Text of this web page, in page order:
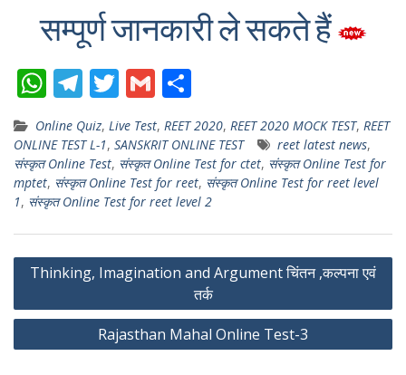
सम्पूर्ण जानकारी ले सकते हैं
W
h
at
s
A
p
p
T
el
e
gr
a
m
T
w
itt
er
G
m
ai
l
h
ar
e
Online Quiz, Live Test, REET 2020, REET 2020 MOCK TEST, REET
ONLINE TEST L-1, SANSKRIT ONLINE TEST reet latest news,
संस्कृत Online Test, संस्कृत Online Test for ctet, संस्कृत Online Test for
mptet, संस्कृत Online Test for reet, संस्कृत Online Test for reet level
1, संस्कृत Online Test for reet level 2
Post
navigation
Thinking, Imagination and Argument चिंतन ,कल्पना एवं
तर्क
Rajasthan Mahal Online Test-3